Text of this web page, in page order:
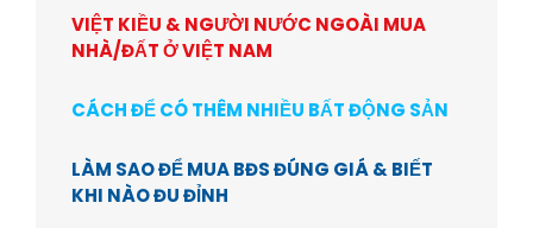
VIỆT KIỀU & NGƯỜI NƯỚC NGOÀI MUA
NHÀ/ĐẤT Ở VIỆT NAM
CÁCH ĐỂ CÓ THÊM NHIỀU BẤT ĐỘNG SẢN
LÀM SAO ĐỂ MUA BĐS ĐÚNG GIÁ & BIẾT
KHI NÀO ĐU ĐỈNH